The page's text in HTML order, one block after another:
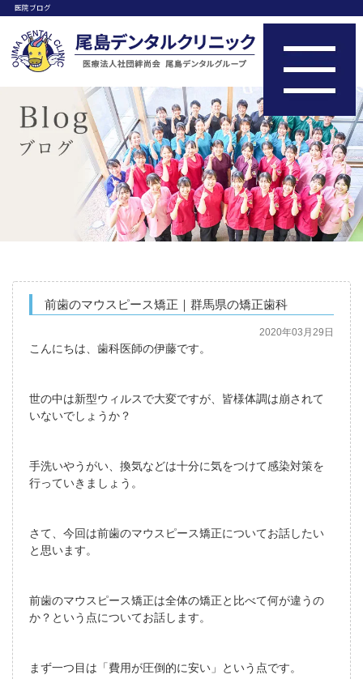
医院ブログ
前歯のマウスピース矯正｜群馬県の矯正歯科
2020年03月29日
こんにちは、歯科医師の伊藤です。
世の中は新型ウィルスで大変ですが、皆様体調は崩されて
いないでしょうか？
手洗いやうがい、換気などは十分に気をつけて感染対策を
行っていきましょう。
さて、今回は前歯のマウスピース矯正についてお話したい
と思います。
前歯のマウスピース矯正は全体の矯正と比べて何が違うの
か？という点についてお話します。
まず一つ目は「費用が圧倒的に安い」という点です。